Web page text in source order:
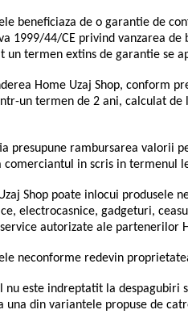
beneficiaza de o garantie de
1999/44/CE privind vanzarea
un termen extins de garantie se
Home Uzaj Shop, conform
un termen de 2 ani, calculat
presupune rambursarea valorii
comerciantul in scris in termenul
Shop poate inlocui produsele
electrocasnice, gadgeturi,
autorizate ale partenerilor
neconforme redevin
nu este indreptatit la despagubiri
una din variantele propuse de